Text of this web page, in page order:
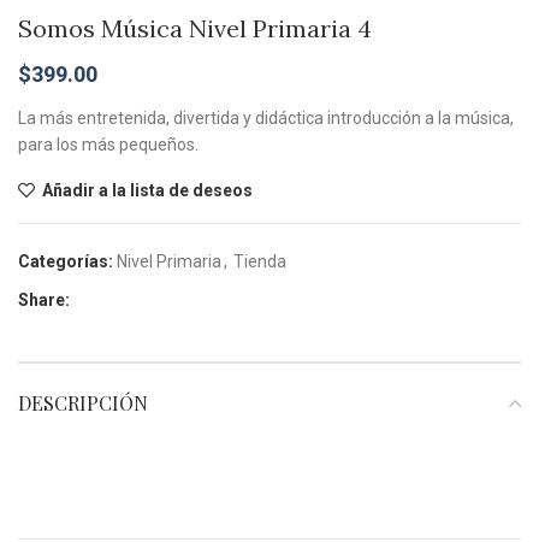
Somos Música Nivel Primaria 4
$399.00
La más entretenida, divertida y didáctica introducción a la música,
para los más pequeños.
Añadir a la lista de deseos
Categorías: Nivel Primaria, Tienda
Share:
DESCRIPCIÓN